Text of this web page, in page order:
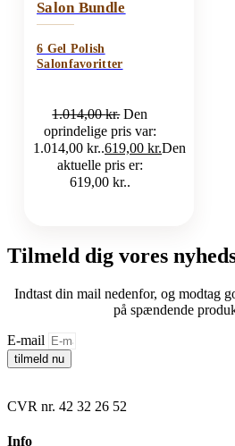
Salon Bundle
6 Gel Polish
Salonfavoritter
1.014,00kr. Den
oprindelige pris var:
1.014,00 kr..619,00 kr.Den
aktuelle pris er:
619,00 kr..
Tilmeld dig vores
Indtast din mail nedenfor, og modtag
på spændende
E-mail
tilmeld nu
CVR nr. 42 32 26 52
Info